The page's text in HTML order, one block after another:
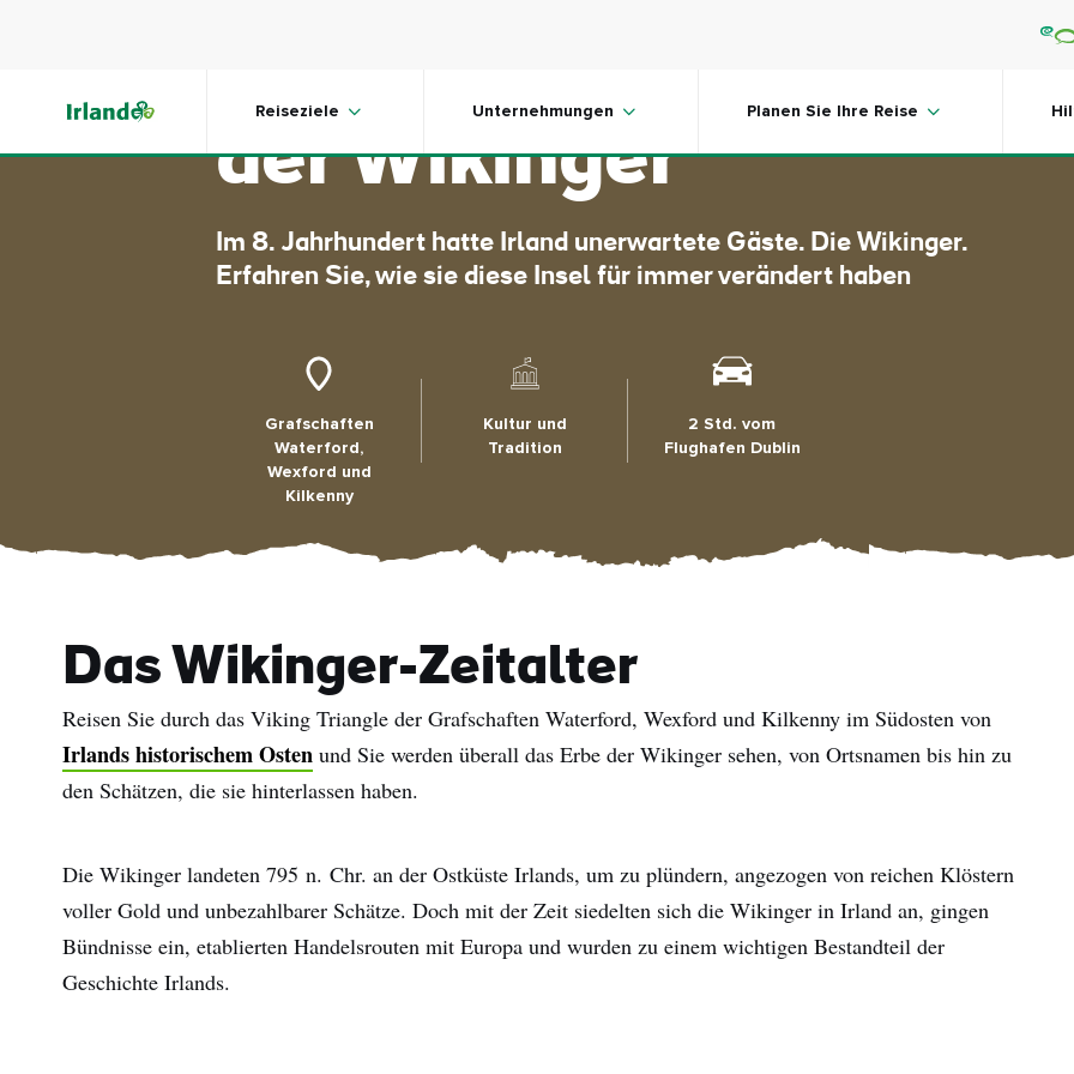
Reiseziele Unternehmungen Planen Sie Ihre Reise
Irland und der Einfluss
der Wikinger
Im 8. Jahrhundert hatte Irland unerwartete Gäste. Die Wikinger.
Erfahren Sie, wie sie diese Insel für immer verändert haben
Grafschaften
Waterford,
Wexford und
Kilkenny
Kultur und
Tradition
2 Std. vom
Flughafen Dublin
Das Wikinger-Zeitalter
Reisen Sie durch das Viking Triangle der Grafschaften Waterford, Wexford und Kilkenny im Südosten von
Irlands historischem Osten und Sie werden überall das Erbe der Wikinger sehen, von Ortsnamen bis hin zu
den Schätzen, die sie hinterlassen haben.
Die Wikinger landeten 795 n. Chr. an der Ostküste Irlands, um zu plündern, angezogen von reichen Klöstern
voller Gold und unbezahlbarer Schätze. Doch mit der Zeit siedelten sich die Wikinger in Irland an, gingen
Bündnisse ein, etablierten Handelsrouten mit Europa und wurden zu einem wichtigen Bestandteil der
Geschichte Irlands.